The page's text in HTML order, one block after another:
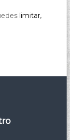
limitar,